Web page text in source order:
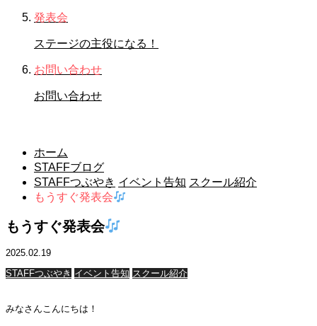
発表会
ステージの主役になる！
お問い合わせ
お問い合わせ
ホーム
STAFFブログ
STAFFつぶやき イベント告知 スクール紹介
もうすぐ発表会
もうすぐ発表会
2025.02.19
STAFFつぶやき イベント告知 スクール紹介
みなさんこんにちは！